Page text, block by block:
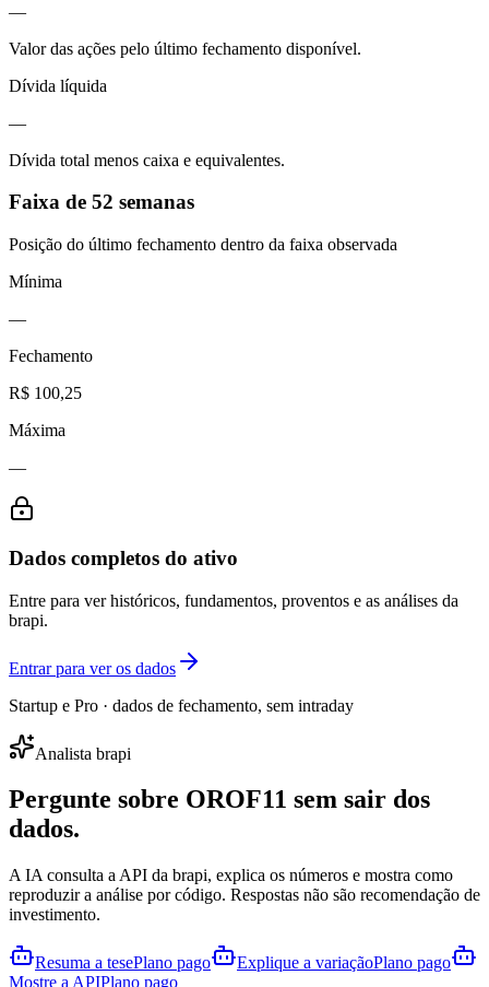
—
Valor das ações pelo último fechamento disponível.
Dívida líquida
—
Dívida total menos caixa e equivalentes.
Faixa de 52 semanas
Posição do último fechamento dentro da faixa observada
Mínima
—
Fechamento
R$ 100,25
Máxima
—
Dados completos do ativo
Entre para ver históricos, fundamentos, proventos e as análises da
brapi.
Entrar para ver os dados
Startup e Pro · dados de fechamento, sem intraday
Analista brapi
Pergunte sobre OROF11 sem sair dos
dados.
A IA consulta a API da brapi, explica os números e mostra como
reproduzir a análise por código. Respostas não são recomendação de
investimento.
Resuma a tesePlano pago Explique a variaçãoPlano pago
Mostre a APIPlano pago